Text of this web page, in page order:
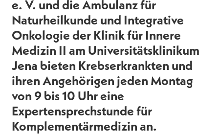
e. V. und die Ambulanz für
Naturheil­kunde und Integrative
Onkologie der Klinik für Innere
Medizin II am Universitäts­klinikum
Jena bieten Krebserkrankten und
ihren Angehörigen jeden Montag
von 9 bis 10 Uhr eine
Expertensprechstunde für
Komplementärmedizin an.